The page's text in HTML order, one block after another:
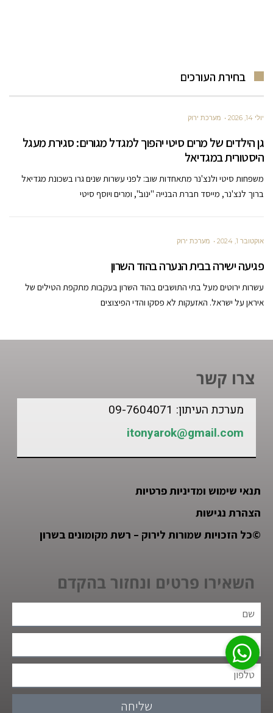
בחירת העורכים
יולי 14, 2026 מערכת ירוק
גן הילדים של מרים סיטי יהפוך למגדל מגורים: סגירת מעגל
היסטורית במגדיאל
משפחות סיטי ולנצ'נר מתאחדות שוב: לפני עשרות שנים גרו בשכונת מגדיאל
ברוך לנצ'נר, מייסד חברת הבנייה "ינוב", ומרים ויוסף סיטי
אוקטובר 1, 2024 מערכת ירוק
פגיעה ישירה בבית הנערה בהוד השרון
עשרות ירוטים מעל בתי התושבים בהוד השרון בעקבות מתקפת הטילים של
איראן על ישראל. האזעקות לא פסקו והדי הפיצוצים
צרו קשר
מערכת העיתון: 09-7604071
itonyarok@gmail.com
תנאי שימוש ומדיניות פרטיות
הצהרת נגישות
©כל הזכויות שמורות לירוק – רשת מקומונים בשרון
השאירו פרטים ונחזור בהקדם
שליחה